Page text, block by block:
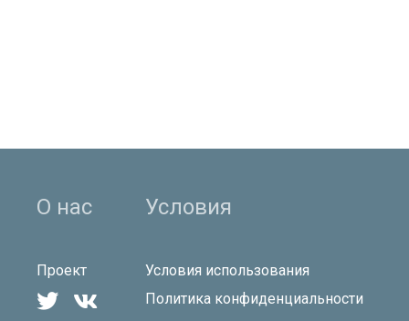
О нас
Проект
 
Условия
Условия использования
Политика конфиденциальности